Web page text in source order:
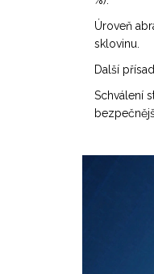
Úroveň
sklovinu.
Další
Schválení